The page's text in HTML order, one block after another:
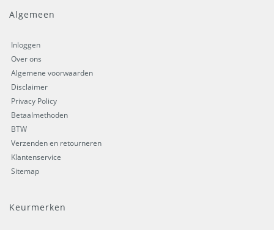
Algemeen
Inloggen
Over ons
Algemene voorwaarden
Disclaimer
Privacy Policy
Betaalmethoden
BTW
Verzenden en retourneren
Klantenservice
Sitemap
Keurmerken